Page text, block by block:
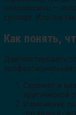
невозможно —
суппорт. Итогом
Как понять,
Диагностировать
Скрежет и
критической
Изменение